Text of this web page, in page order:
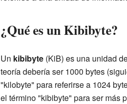
¿Qué es un Kibibyte?
Un kibibyte(KiB) es una unidad
teoría debería ser 1000 bytes
"kilobyte" para referirse a 1024
el término "kibibyte" para ser más